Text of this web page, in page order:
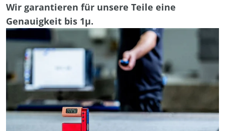
Wir garantieren für unsere Teile eine
Genauigkeit bis 1µ.